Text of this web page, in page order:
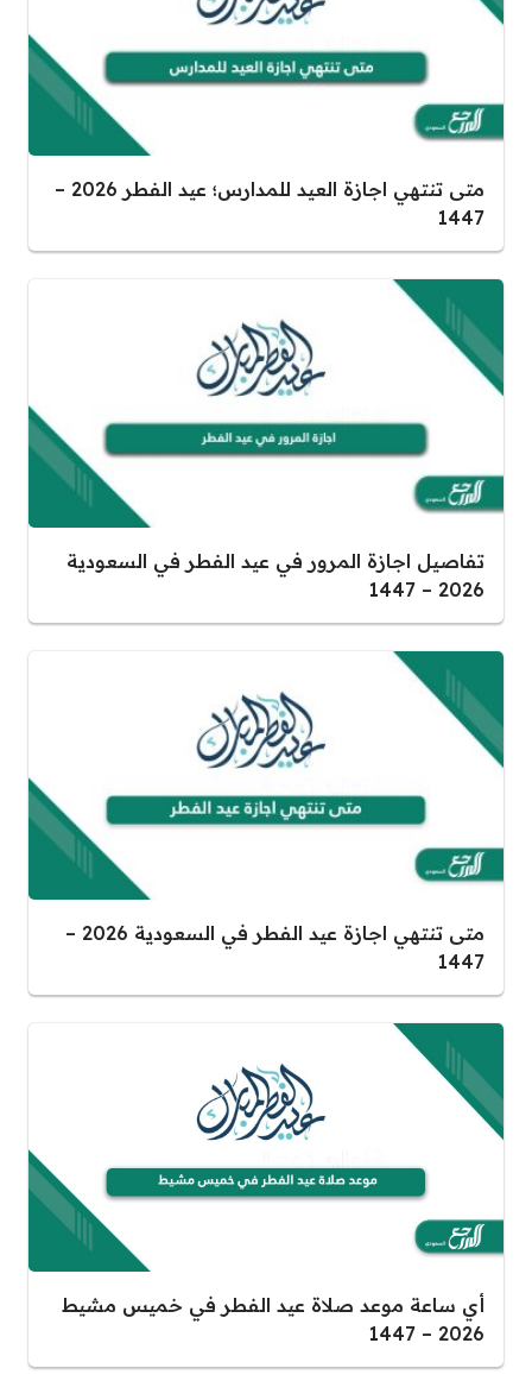
متى تنتهي اجازة العيد للمدارس؛ عيد الفطر 2026 –
1447
تفاصيل اجازة المرور في عيد الفطر في السعودية
2026 – 1447
متى تنتهي اجازة عيد الفطر في السعودية 2026 –
1447
أي ساعة موعد صلاة عيد الفطر في خميس مشيط
2026 – 1447